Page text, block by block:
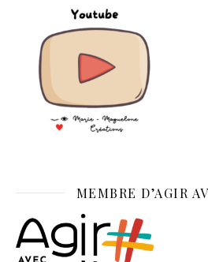
MEMBRE D’AGIR